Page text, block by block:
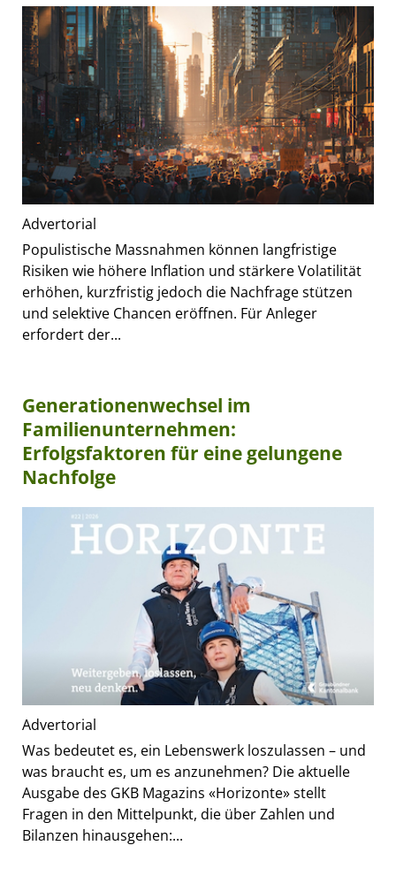
Advertorial
Populistische Massnahmen können langfristige
Risiken wie höhere Inflation und stärkere Volatilität
erhöhen, kurzfristig jedoch die Nachfrage stützen
und selektive Chancen eröffnen. Für Anleger
erfordert der...
Generationenwechsel im
Familienunternehmen:
Erfolgsfaktoren für eine gelungene
Nachfolge
Advertorial
Was bedeutet es, ein Lebenswerk loszulassen – und
was braucht es, um es anzunehmen? Die aktuelle
Ausgabe des GKB Magazins «Horizonte» stellt
Fragen in den Mittelpunkt, die über Zahlen und
Bilanzen hinausgehen:...